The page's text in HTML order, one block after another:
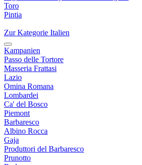
Toro
Pintia
Zur Kategorie Italien
Kampanien
Passo delle Tortore
Masseria Frattasi
Lazio
Omina Romana
Lombardei
Ca' del Bosco
Piemont
Barbaresco
Albino Rocca
Gaja
Produttori del Barbaresco
Prunotto